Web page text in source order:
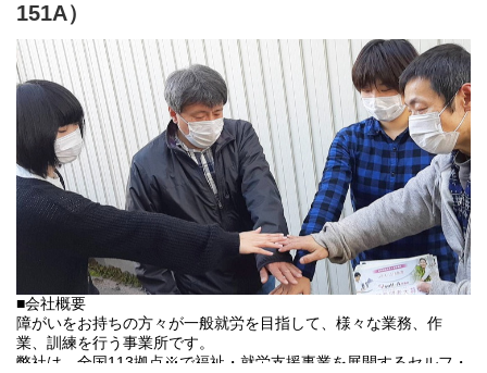
■業務内容
・利用者様の直接支援および指導
・施設外作業の同行
・利用者様とコミュニケーションを取る
・送迎
・その他支援記録作成 など
基本的に食事や入浴、排泄のような介助・介護の作業はありませ
ん。
未経験の方でもご安心ください！
151A）
■会社概要
障がいをお持ちの方々が一般就労を目指して、様々な業務、作
業、訓練を行う事業所です。
弊社は、全国113拠点※で福祉・就労支援事業を展開するセルフ・